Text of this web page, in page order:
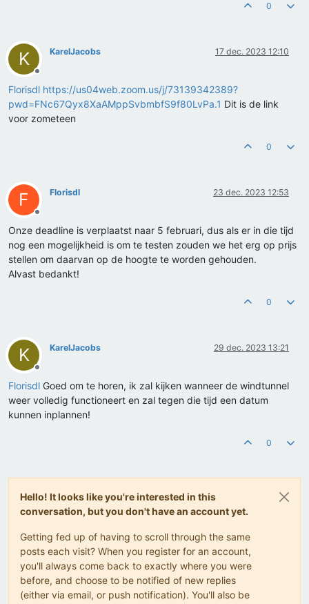
0
K
Offline
KarelJacobs 17 dec. 2023 12:10
Florisdl https://us04web.zoom.us/j/73139342389?
pwd=FNc67Qyx8XaAMppSvbmbfS9f80LvPa.1 Dit is de link
voor zometeen
0
F
Offline
Florisdl 23 dec. 2023 12:53
Onze deadline is verplaatst naar 5 februari, dus als er in die tijd
nog een mogelijkheid is om te testen zouden we het erg op prijs
stellen om daarvan op de hoogte te worden gehouden.
Alvast bedankt!
0
K
Offline
KarelJacobs 29 dec. 2023 13:21
Florisdl Goed om te horen, ik zal kijken wanneer de windtunnel
weer volledig functioneert en zal tegen die tijd een datum
kunnen inplannen!
0
Hello! It looks like you're interested in this
conversation, but you don't have an account yet.
Getting fed up of having to scroll through the same
posts each visit? When you register for an account,
you'll always come back to exactly where you were
before, and choose to be notified of new replies
(either via email, or push notification). You'll also be